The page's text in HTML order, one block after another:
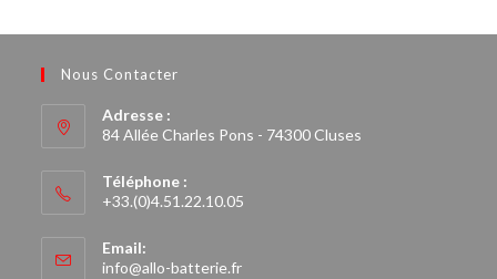
Nous Contacter
Adresse :
84 Allée Charles Pons - 74300 Cluses
Téléphone :
+33.(0)4.51.22.10.05
Email:
info@allo-batterie.fr